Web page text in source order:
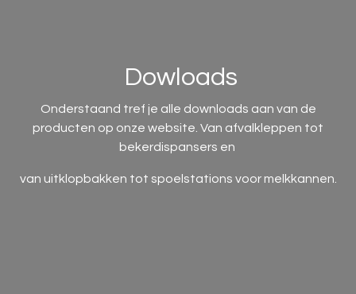
Dowloads
Onderstaand tref je alle downloads aan van de
producten op onze website. Van afvalkleppen tot
bekerdispansers en
van uitklopbakken tot spoelstations voor melkkannen.